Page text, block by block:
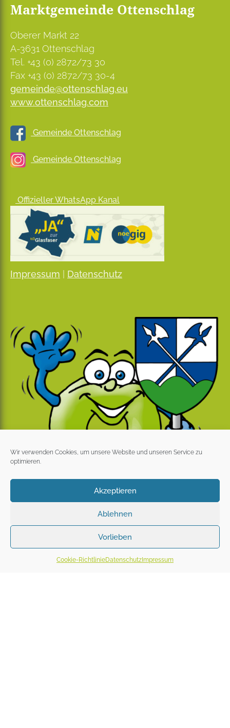
Wir verwenden Cookies, um unsere Website und unseren Service zu
optimieren.
Akzeptieren
Ablehnen
Vorlieben
Cookie-RichtlinieDatenschutz Impressum
Marktgemeinde Ottenschlag
Oberer Markt 22
A-3631 Ottenschlag
Tel. +43 (0) 2872/73 30
Fax +43 (0) 2872/73 30-4
gemeinde@ottenschlag.eu
www.ottenschlag.com
Gemeinde Ottenschlag
Gemeinde Ottenschlag
Offizieller WhatsApp Kanal
Impressum Datenschutz